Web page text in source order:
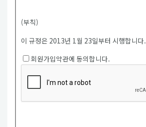
(부칙)
이 규정은 2013년 1월 23일부터 시행합니다.
회원가입약관에 동의합니다.